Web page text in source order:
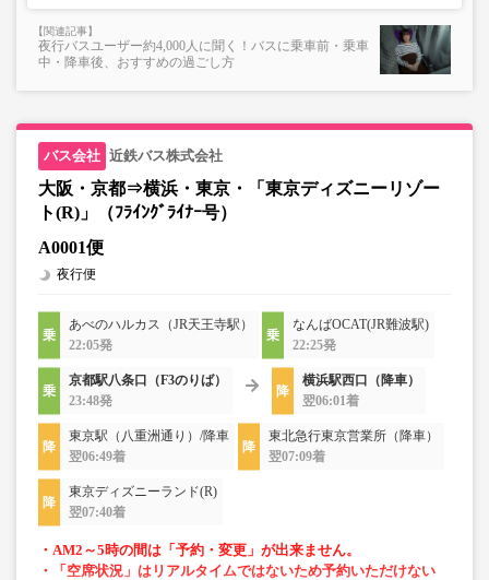
夜行バスユーザー約4,000人に聞く！バスに乗車前・乗車
中・降車後、おすすめの過ごし方
近鉄バス株式会社
大阪・京都⇒横浜・東京・「東京ディズニーリゾー
ト(R)」（ﾌﾗｲﾝｸﾞﾗｲﾅｰ号）
A0001便
夜行便
あべのハルカス（JR天王寺駅）
22:05発
なんばOCAT(JR難波駅)
22:25発
京都駅八条口（F3のりば）
23:48発
横浜駅西口（降車）
翌06:01着
東京駅（八重洲通り）/降車
翌06:49着
東北急行東京営業所（降車）
翌07:09着
東京ディズニーランド(R)
翌07:40着
・AM2～5時の間は「予約・変更」が出来ません。
・「空席状況」はリアルタイムではないため予約いただけない